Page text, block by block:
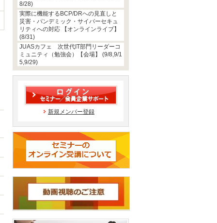
8/28)
実際に機能するBCP/DRへの見直しと
災害・パンデミック・サイバーセキュ
リティへの対応 【オンラインライブ】
(8/31)
JUASカフェ 次世代IT部門リーダーコ
ミュニティ（勉強会）【会場】 (9/8,9/1
5,9/29)
新規メンバー登録